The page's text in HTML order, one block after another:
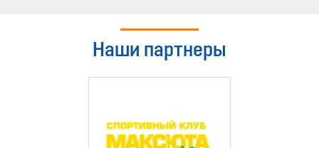
Наши партнеры